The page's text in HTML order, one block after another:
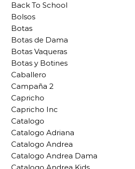
Back To School
Bolsos
Botas
Botas de Dama
Botas Vaqueras
Botas y Botines
Caballero
Campaña 2
Capricho
Capricho Inc
Catalogo
Catalogo Adriana
Catalogo Andrea
Catalogo Andrea Dama